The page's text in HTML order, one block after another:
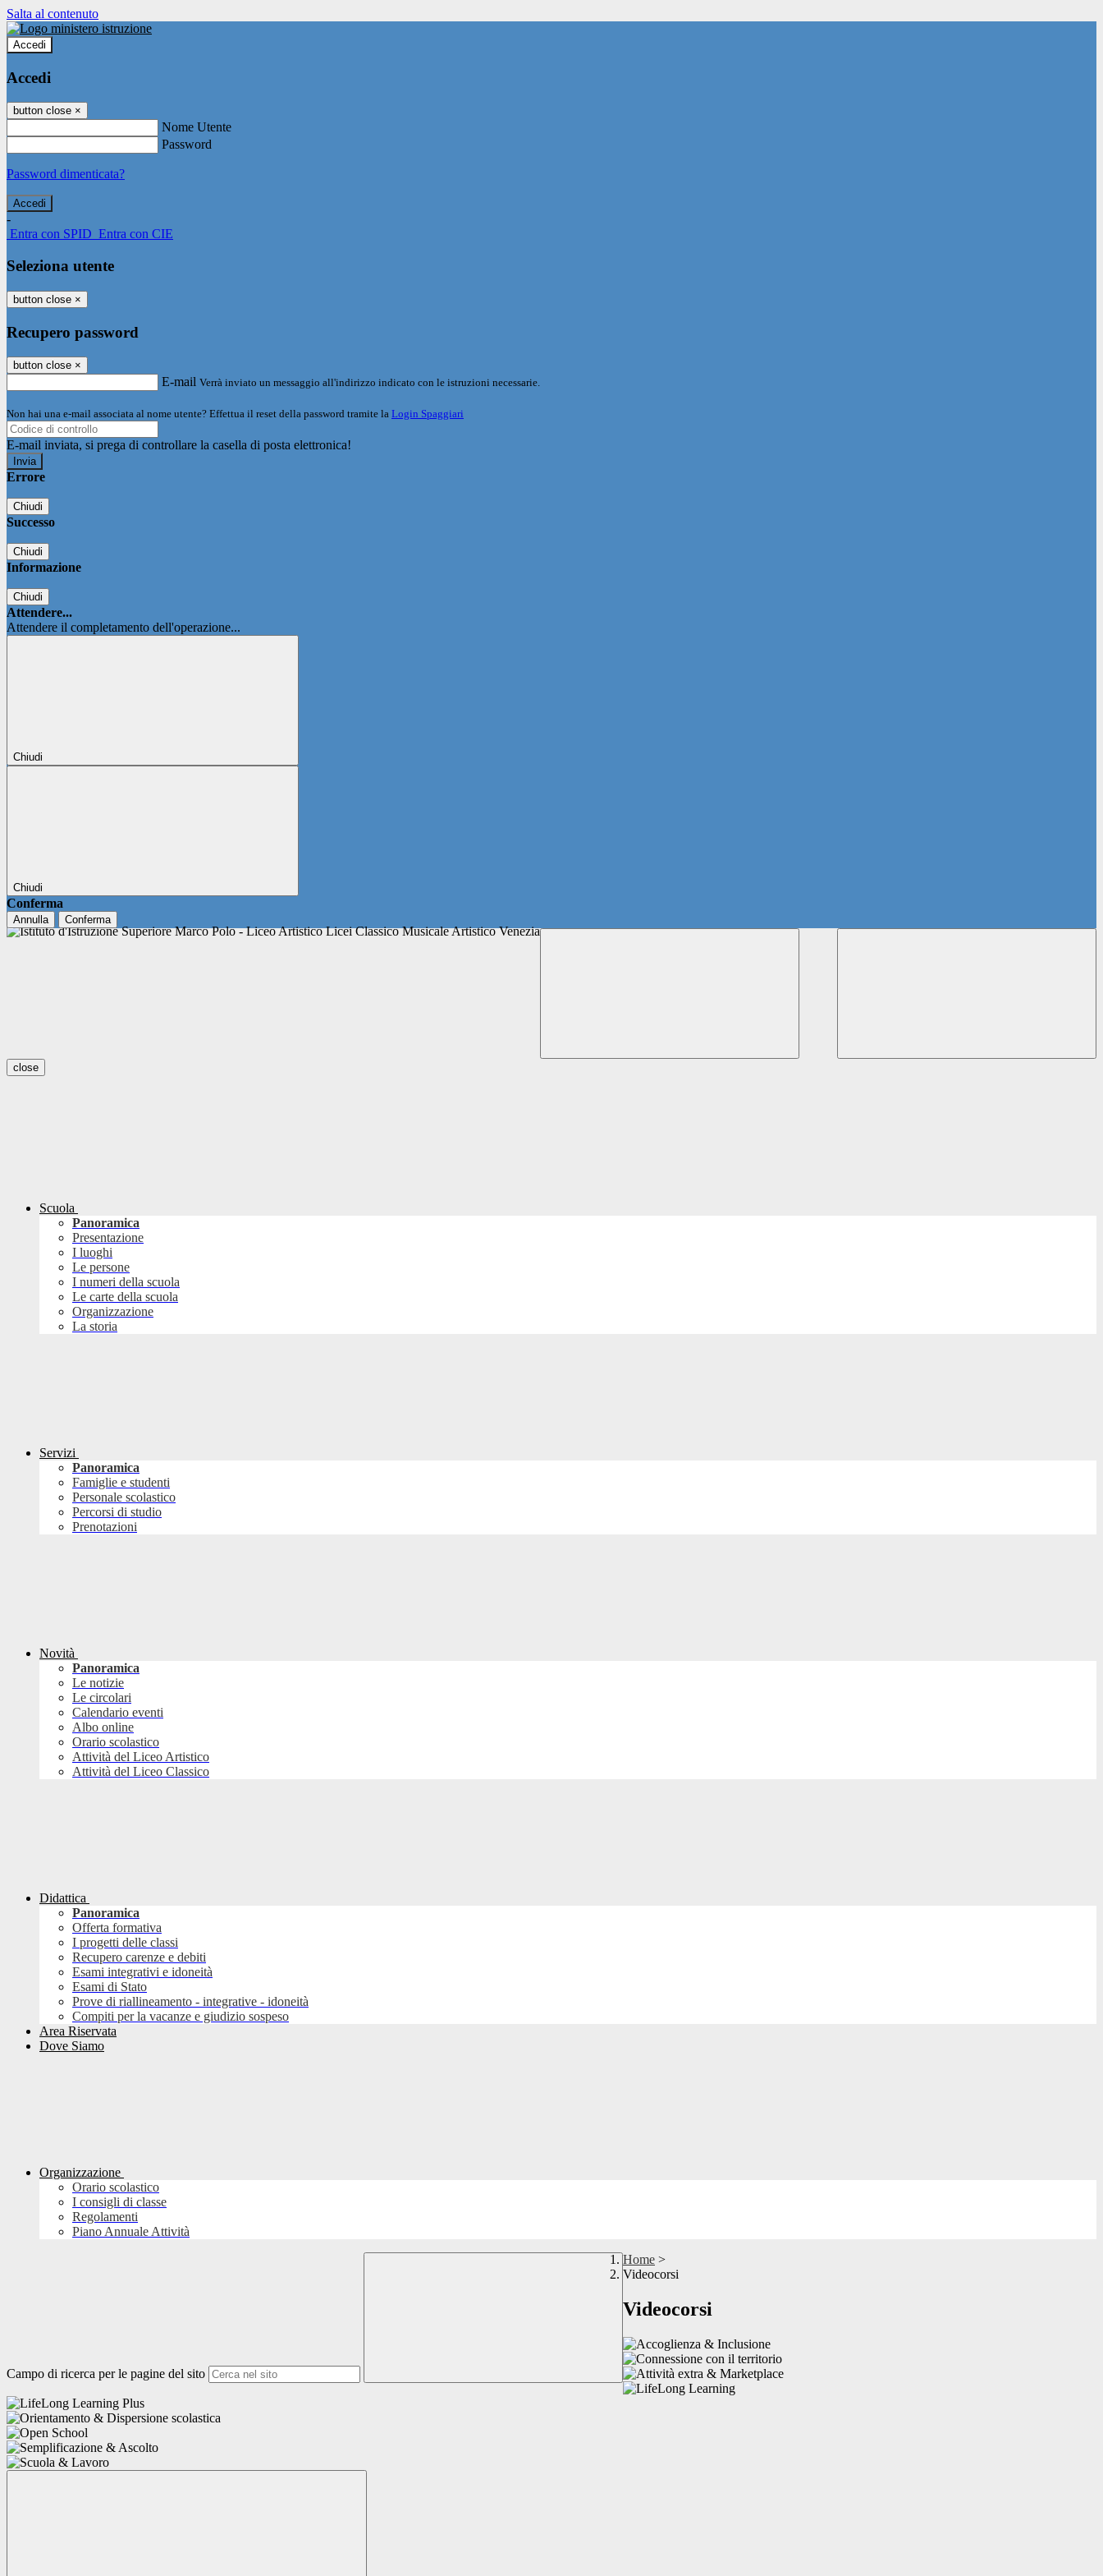
Salta al contenuto
Accedi
Accedi
button close ×
Nome Utente
Password
Password dimenticata?
-
Entra con SPID Entra con CIE
Seleziona utente
button close ×
Recupero password
button close ×
E-mail Verrà inviato un messaggio all'indirizzo indicato con le istruzioni necessarie.
Non hai una e-mail associata al nome utente? Effettua il reset della password tramite la Login Spaggiari
E-mail inviata, si prega di controllare la casella di posta elettronica!
Errore
Chiudi
Successo
Chiudi
Informazione
Chiudi
Attendere...
Attendere il completamento dell'operazione...
Chiudi
Chiudi
Conferma
Annulla Conferma
close
Scuola
Panoramica
Presentazione
I luoghi
Le persone
I numeri della scuola
Le carte della scuola
Organizzazione
La storia
Servizi
Panoramica
Famiglie e studenti
Personale scolastico
Percorsi di studio
Prenotazioni
Novità
Panoramica
Le notizie
Le circolari
Calendario eventi
Albo online
Orario scolastico
Attività del Liceo Artistico
Attività del Liceo Classico
Didattica
Panoramica
Offerta formativa
I progetti delle classi
Recupero carenze e debiti
Esami integrativi e idoneità
Esami di Stato
Prove di riallineamento - integrative - idoneità
Compiti per la vacanze e giudizio sospeso
Area Riservata
Dove Siamo
Organizzazione
Orario scolastico
I consigli di classe
Regolamenti
Piano Annuale Attività
Campo di ricerca per le pagine del sito
Home >
Videocorsi
Videocorsi